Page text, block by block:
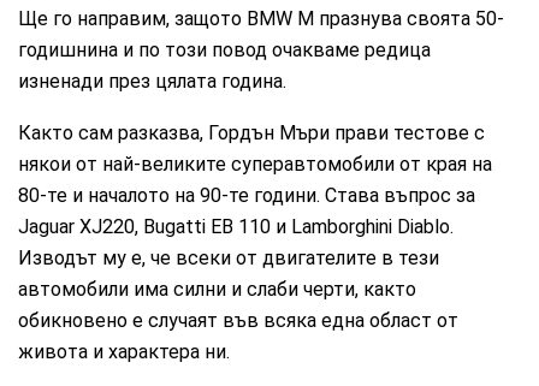
Ще го направим, защото BMW M празнува своята 50-
годишнина и по този повод очакваме редица
изненади през цялата година.
Както сам разказва, Гордън Мъри прави тестове с
някои от най-великите суперавтомобили от края на
80-те и началото на 90-те години. Става въпрос за
Jaguar XJ220, Bugatti EB 110 и Lamborghini Diablo.
Изводът му е, че всеки от двигателите в тези
автомобили има силни и слаби черти, както
обикновено е случаят във всяка една област от
живота и характера ни.